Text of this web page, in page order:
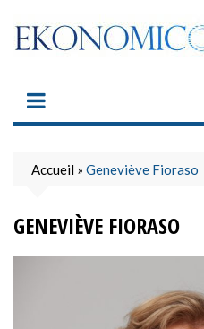
content
Accueil » Geneviève Fioraso
GENEVIÈVE FIORASO